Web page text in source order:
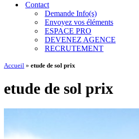
Contact
Demande Info(s)
Envoyez vos éléments
ESPACE PRO
DEVENEZ AGENCE
RECRUTEMENT
Accueil » etude de sol prix
etude de sol prix